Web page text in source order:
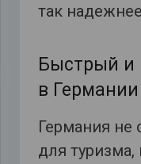
так
Быстрый и
в Германии
Германия не
для